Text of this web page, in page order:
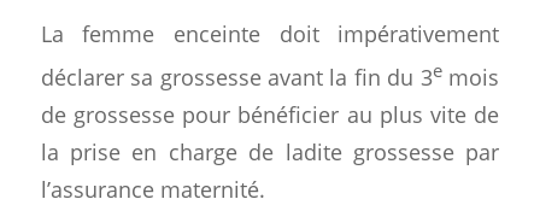
La femme enceinte doit impérativement
déclarer sa grossesse avant la fin du 3emois
de grossesse pour bénéficier au plus vite de
la prise en charge de ladite grossesse par
l’assurance maternité.